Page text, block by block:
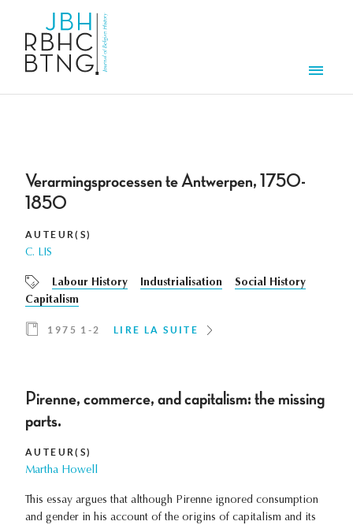
Verarmingsprocessen te Antwerpen, 1750-
1850
AUTEUR(S)
C. LIS
Labour History Industrialisation
Social History
Capitalism
1975 1-2 LIRE LA SUITE
Pirenne, commerce, and capitalism: the missing
parts.
AUTEUR(S)
Martha Howell
This essay argues that although Pirenne ignored consumption
and gender in his account of the origins of capitalism and its